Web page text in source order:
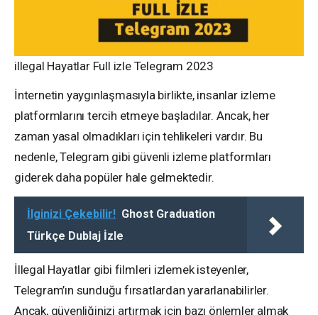
illegal Hayatlar Full izle Telegram 2023
İnternetin yaygınlaşmasıyla birlikte, insanlar izleme
platformlarını tercih etmeye başladılar. Ancak, her
zaman yasal olmadıkları için tehlikeleri vardır. Bu
nedenle, Telegram gibi güvenli izleme platformları
giderek daha popüler hale gelmektedir.
İlginizi Çekebilir! Ghost Graduation
Türkçe Dublaj İzle
İllegal Hayatlar gibi filmleri izlemek isteyenler,
Telegram’ın sunduğu fırsatlardan yararlanabilirler.
Ancak, güvenliğinizi artırmak için bazı önlemler almak